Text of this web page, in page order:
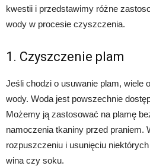
kwestii i przedstawimy różne
wody w procesie czyszczenia.
1. Czyszczenie plam
Jeśli chodzi o usuwanie plam, wiele
wody. Woda jest powszechnie
Możemy ją zastosować na plamę
namoczenia tkaniny przed praniem.
rozpuszczeniu i usunięciu
wina czy soku.